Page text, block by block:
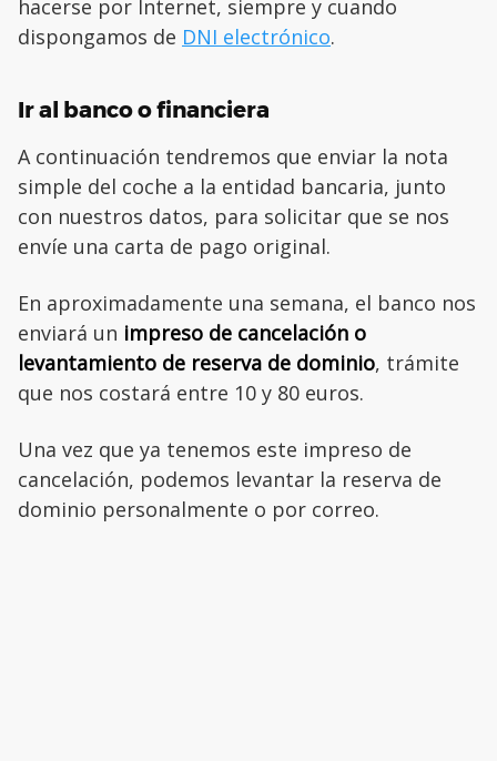
hacerse por Internet, siempre y cuando
dispongamos de DNI electrónico.
Ir al banco o financiera
A continuación tendremos que enviar la nota
simple del coche a la entidad bancaria, junto
con nuestros datos, para solicitar que se nos
envíe una carta de pago original.
En aproximadamente una semana, el banco nos
enviará un impreso de cancelación o
levantamiento de reserva de dominio, trámite
que nos costará entre 10 y 80 euros.
Una vez que ya tenemos este impreso de
cancelación, podemos levantar la reserva de
dominio personalmente o por correo.